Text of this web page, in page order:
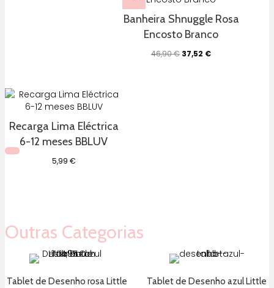
Banheira Shnuggle Rosa
Encosto Branco
46,90€ O
37,52 €O
Recarga Lima Eléctrica
6-12 meses BBLUV
5,99 €
Outras Categorias
Tablet de Desenho rosa Little
Tablet de Desenho azul Little